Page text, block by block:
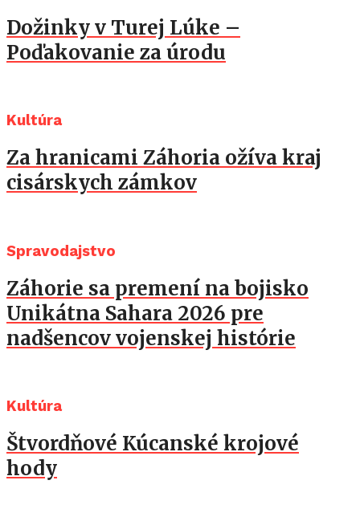
Dožinky v Turej Lúke –
Poďakovanie za úrodu
Kultúra
Za hranicami Záhoria ožíva kraj
cisárskych zámkov
Spravodajstvo
Záhorie sa premení na bojisko
Unikátna Sahara 2026 pre
nadšencov vojenskej histórie
Kultúra
Štvordňové Kúcanské krojové
hody